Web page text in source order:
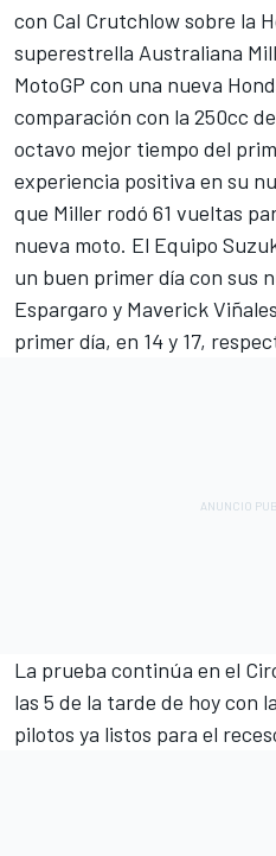
con Cal Crutchlow sobre la
superestrella Australiana
MotoGP con una nueva
comparación con la 250cc
octavo mejor tiempo del
experiencia positiva en su
que Miller rodó 61 vueltas
nueva moto. El Equipo
un buen primer día con sus
Espargaro y Maverick
primer día, en 14 y 17,
La prueba continúa en el
las 5 de la tarde de hoy con
pilotos ya listos para el